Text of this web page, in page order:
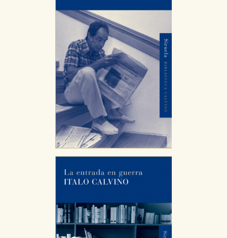
CONFIGURACIÓN DE COOKIES
HABILITAR TODO RECHAZAR TODO
Cookies necesarias
Estas cookies son necesarias para que nuestro sitio
nuestro sistema. Es posible hacerlo desde el
navegador, pero en ese caso es posible que algunas
Cookies de rendimiento y analíticas
Estas cookies se utilizan para mejorar su experiencia
de navegación y optimizar el funcionamiento de